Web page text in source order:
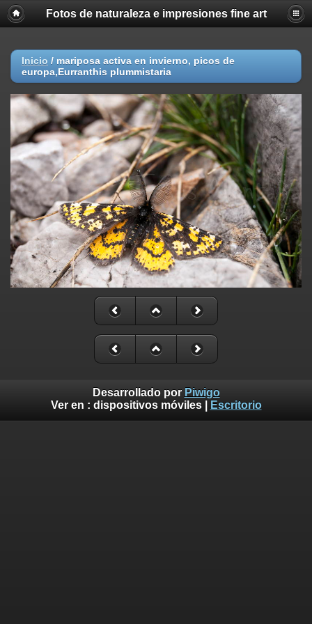
Fotos de naturaleza e impresiones fine art
Inicio / mariposa activa en invierno, picos de
europa,Eurranthis plummistaria
Desarrollado por Piwigo
Ver en : dispositivos móviles| Escritorio